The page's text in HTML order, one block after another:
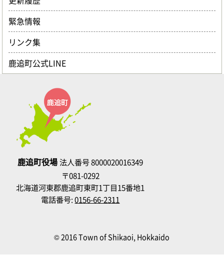
緊急情報
リンク集
鹿追町公式LINE
鹿追町役場法人番号 8000020016349
〒081-0292
北海道河東郡鹿追町東町1丁目15番地1
電話番号:0156-66-2311
© 2016 Town of Shikaoi, Hokkaido